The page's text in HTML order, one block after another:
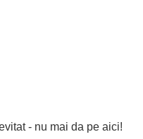
- nu mai da pe aici!